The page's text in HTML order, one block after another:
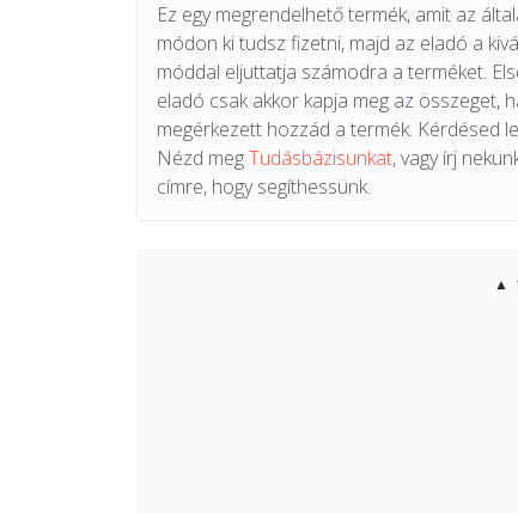
Ez egy megrendelhető termék, amit az
módon ki tudsz fizetni, majd az eladó a
móddal eljuttatja számodra a terméket.
eladó csak akkor kapja meg az összeget,
megérkezett hozzád a termék. Kérdésed
Nézd megTudásbázisunkat, vagy írj
címre, hogy segíthessünk.
▲